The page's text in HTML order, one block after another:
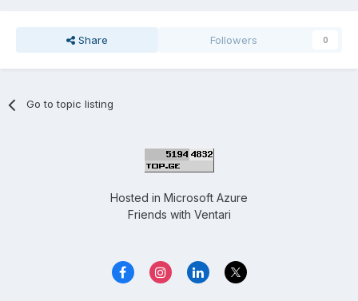
Share Followers 0
Go to topic listing
Hosted in Microsoft Azure
Friends with Ventari